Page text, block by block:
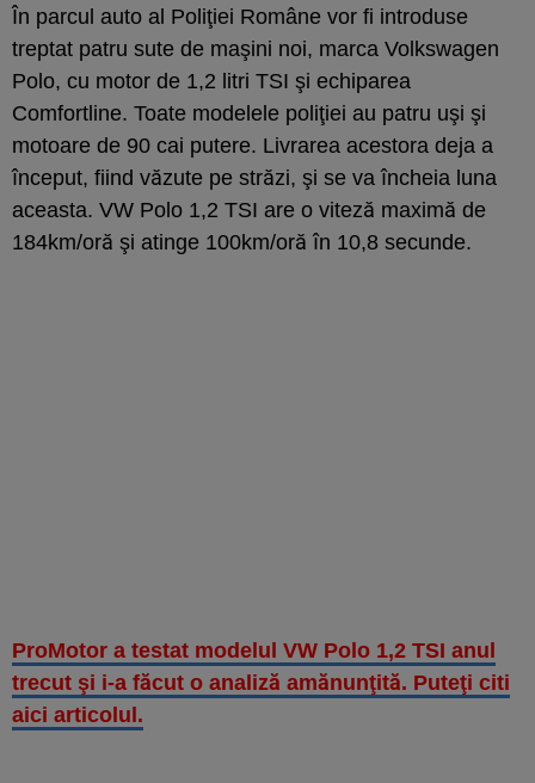
În parcul auto al Poliţiei Române vor fi introduse
treptat patru sute de maşini noi, marca Volkswagen
Polo, cu motor de 1,2 litri TSI şi echiparea
Comfortline. Toate modelele poliţiei au patru uşi şi
motoare de 90 cai putere. Livrarea acestora deja a
început, fiind văzute pe străzi, şi se va încheia luna
aceasta. VW Polo 1,2 TSI are o viteză maximă de
184km/oră şi atinge 100km/oră în 10,8 secunde.
ProMotor a testat modelul VW Polo 1,2 TSI anul
trecut şi i-a făcut o analiză amănunţită. Puteţi citi
aici articolul.